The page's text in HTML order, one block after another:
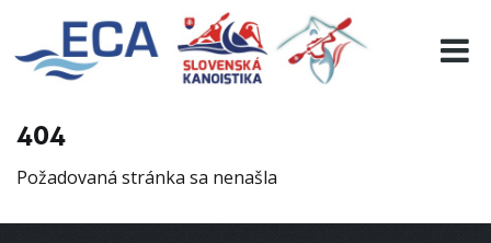
404
Požadovaná stránka sa nenašla
EURO 19
INFO
RESULTS